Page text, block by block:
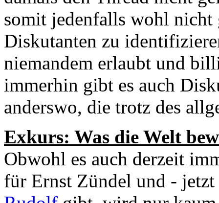
somit jedenfalls wohl nicht
Diskutanten zu
niemandem erlaubt und
immerhin gibt es auch
anderswo, die trotz des
Exkurs: Was die Welt
Obwohl es auch derzeit
für Ernst Zündel und -